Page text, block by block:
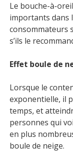
Le bouche-à-
importants dans
consommateurs
s’ils le
Effet boule de
Lorsque le
exponentielle, il
temps, et
personnes qui
en plus
boule de neige.